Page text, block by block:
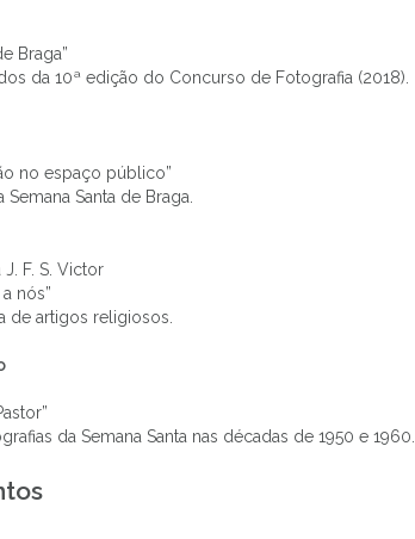
Braga”
da 10ª edição do Concurso de Fotografia (2018).
no espaço público”
Santa de Braga.
F. S. Victor
nós”
de artigos religiosos.
da Semana Santa nas décadas de 1950 e 1960.